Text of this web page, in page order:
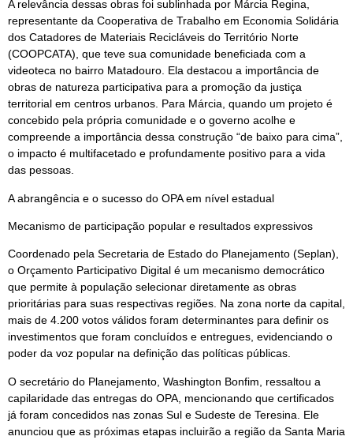
A relevância dessas obras foi sublinhada por Márcia Regina,
representante da Cooperativa de Trabalho em Economia Solidária
dos Catadores de Materiais Recicláveis do Território Norte
(COOPCATA), que teve sua comunidade beneficiada com a
videoteca no bairro Matadouro. Ela destacou a importância de
obras de natureza participativa para a promoção da justiça
territorial em centros urbanos. Para Márcia, quando um projeto é
concebido pela própria comunidade e o governo acolhe e
compreende a importância dessa construção “de baixo para cima”,
o impacto é multifacetado e profundamente positivo para a vida
das pessoas.
A abrangência e o sucesso do OPA em nível estadual
Mecanismo de participação popular e resultados expressivos
Coordenado pela Secretaria de Estado do Planejamento (Seplan),
o Orçamento Participativo Digital é um mecanismo democrático
que permite à população selecionar diretamente as obras
prioritárias para suas respectivas regiões. Na zona norte da capital,
mais de 4.200 votos válidos foram determinantes para definir os
investimentos que foram concluídos e entregues, evidenciando o
poder da voz popular na definição das políticas públicas.
O secretário do Planejamento, Washington Bonfim, ressaltou a
capilaridade das entregas do OPA, mencionando que certificados
já foram concedidos nas zonas Sul e Sudeste de Teresina. Ele
anunciou que as próximas etapas incluirão a região da Santa Maria